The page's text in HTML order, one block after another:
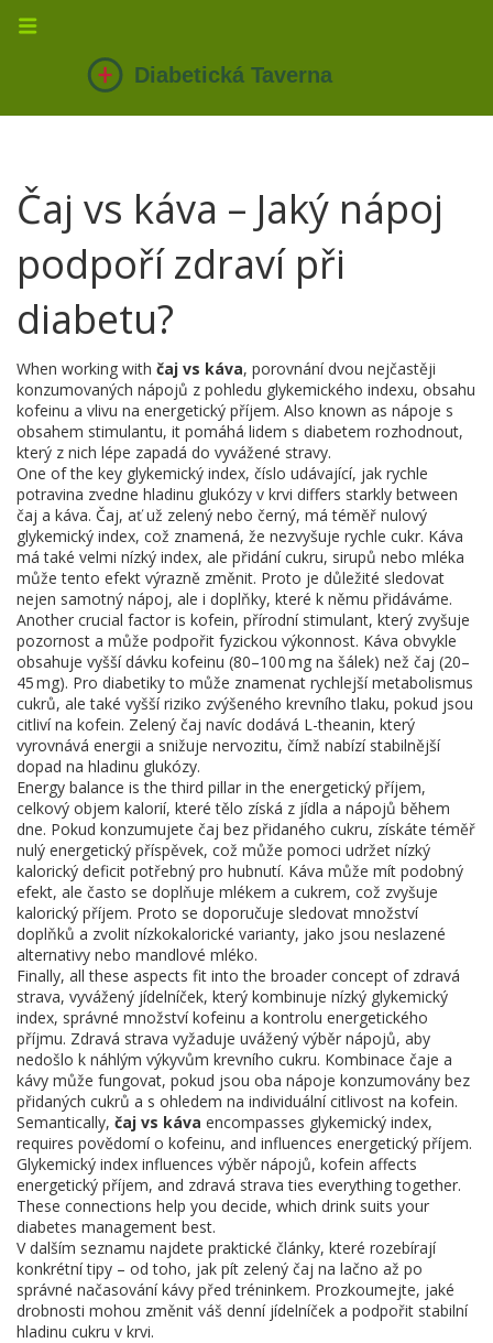
Čaj vs káva – Jaký nápoj
podpoří zdraví při
diabetu?
When working with čaj vs káva, porovnání dvou nejčastěji
konzumovaných nápojů z pohledu glykemického indexu, obsahu
kofeinu a vlivu na energetický příjem. Also known as nápoje s
obsahem stimulantu, it pomáhá lidem s diabetem rozhodnout,
který z nich lépe zapadá do vyvážené stravy.
One of the key glykemický index, číslo udávající, jak rychle
potravina zvedne hladinu glukózy v krvi differs starkly between
čaj a káva. Čaj, ať už zelený nebo černý, má téměř nulový
glykemický index, což znamená, že nezvyšuje rychle cukr. Káva
má také velmi nízký index, ale přidání cukru, sirupů nebo mléka
může tento efekt výrazně změnit. Proto je důležité sledovat
nejen samotný nápoj, ale i doplňky, které k němu přidáváme.
Another crucial factor is kofein, přírodní stimulant, který zvyšuje
pozornost a může podpořit fyzickou výkonnost. Káva obvykle
obsahuje vyšší dávku kofeinu (80–100 mg na šálek) než čaj (20–
45 mg). Pro diabetiky to může znamenat rychlejší metabolismus
cukrů, ale také vyšší riziko zvýšeného krevního tlaku, pokud jsou
citliví na kofein. Zelený čaj navíc dodává L-theanin, který
vyrovnává energii a snižuje nervozitu, čímž nabízí stabilnější
dopad na hladinu glukózy.
Energy balance is the third pillar in the energetický příjem,
celkový objem kalorií, které tělo získá z jídla a nápojů během
dne. Pokud konzumujete čaj bez přidaného cukru, získáte téměř
nulý energetický příspěvek, což může pomoci udržet nízký
kalorický deficit potřebný pro hubnutí. Káva může mít podobný
efekt, ale často se doplňuje mlékem a cukrem, což zvyšuje
kalorický příjem. Proto se doporučuje sledovat množství
doplňků a zvolit nízkokalorické varianty, jako jsou neslazené
alternativy nebo mandlové mléko.
Finally, all these aspects fit into the broader concept of zdravá
strava, vyvážený jídelníček, který kombinuje nízký glykemický
index, správné množství kofeinu a kontrolu energetického
příjmu. Zdravá strava vyžaduje uvážený výběr nápojů, aby
nedošlo k náhlým výkyvům krevního cukru. Kombinace čaje a
kávy může fungovat, pokud jsou oba nápoje konzumovány bez
přidaných cukrů a s ohledem na individuální citlivost na kofein.
Semantically, čaj vs káva encompasses glykemický index,
requires povědomí o kofeinu, and influences energetický příjem.
Glykemický index influences výběr nápojů, kofein affects
energetický příjem, and zdravá strava ties everything together.
These connections help you decide, which drink suits your
diabetes management best.
V dalším seznamu najdete praktické články, které rozebírají
konkrétní tipy – od toho, jak pít zelený čaj na lačno až po
správné načasování kávy před tréninkem. Prozkoumejte, jaké
drobnosti mohou změnit váš denní jídelníček a podpořit stabilní
hladinu cukru v krvi.